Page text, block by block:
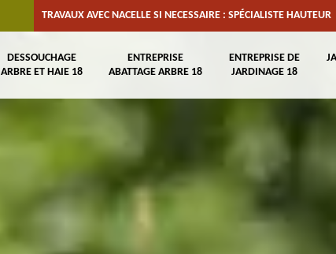
TRAVAUX AVEC NACELLE SI NECESSAIRE : SPÉCIALISTE HAUTEUR
DESSOUCHAGE
ARBRE ET HAIE 18
ENTREPRISE
ABATTAGE ARBRE 18
ENTREPRISE DE
JARDINAGE 18